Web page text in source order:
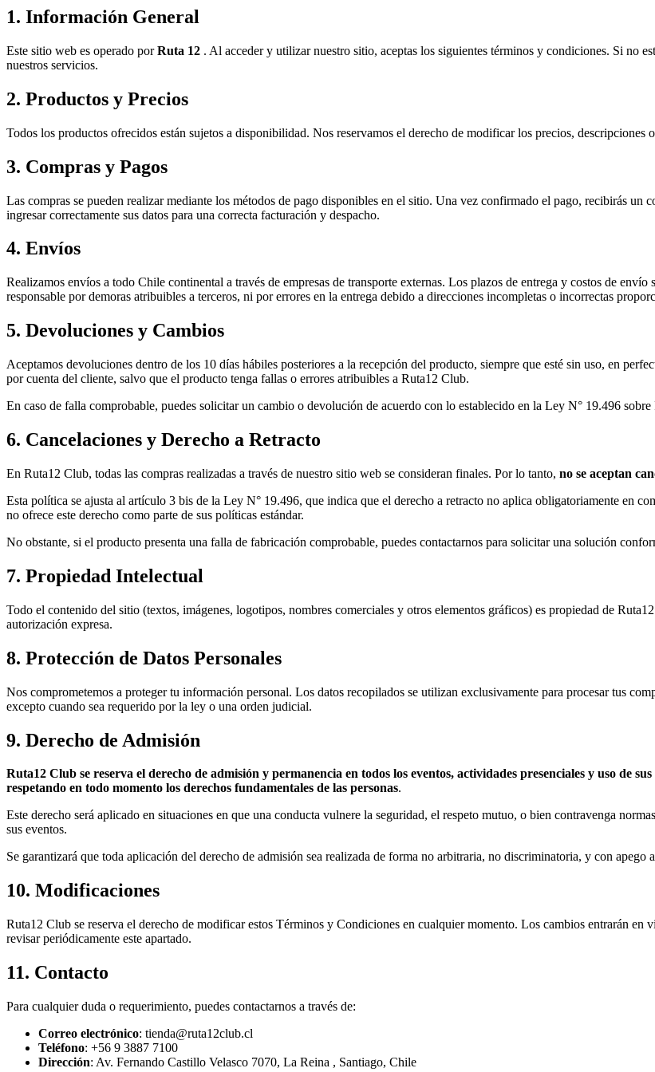
1. Información General
Este sitio web es operado porRuta 12 . Al acceder y utilizar nuestro sitio, aceptas los siguientes términos y condiciones. Si no
nuestros servicios.
2. Productos y Precios
Todos los productos ofrecidos están sujetos a disponibilidad. Nos reservamos el derecho de modificar los precios,
3. Compras y Pagos
Las compras se pueden realizar mediante los métodos de pago disponibles en el sitio. Una vez confirmado el pago, recibirás un
ingresar correctamente sus datos para una correcta facturación y despacho.
4. Envíos
Realizamos envíos a todo Chile continental a través de empresas de transporte externas. Los plazos de entrega y costos de
responsable por demoras atribuibles a terceros, ni por errores en la entrega debido a direcciones incompletas o incorrectas
5. Devoluciones y Cambios
Aceptamos devoluciones dentro de los 10 días hábiles posteriores a la recepción del producto, siempre que esté sin uso, en
por cuenta del cliente, salvo que el producto tenga fallas o errores atribuibles a Ruta12 Club.
En caso de falla comprobable, puedes solicitar un cambio o devolución de acuerdo con lo establecido en la Ley N° 19.496
6. Cancelaciones y Derecho a Retracto
En Ruta12 Club, todas las compras realizadas a través de nuestro sitio web se consideran finales. Por lo tanto, no se aceptan
Esta política se ajusta al artículo 3 bis de la Ley N° 19.496, que indica que el derecho a retracto no aplica obligatoriamente en
no ofrece este derecho como parte de sus políticas estándar.
No obstante, si el producto presenta una falla de fabricación comprobable, puedes contactarnos para solicitar una solución
7. Propiedad Intelectual
Todo el contenido del sitio (textos, imágenes, logotipos, nombres comerciales y otros elementos gráficos) es propiedad de
autorización expresa.
8. Protección de Datos Personales
Nos comprometemos a proteger tu información personal. Los datos recopilados se utilizan exclusivamente para procesar tus
excepto cuando sea requerido por la ley o una orden judicial.
9. Derecho de Admisión
Ruta12 Club se reserva el derecho de admisión y permanencia en todos los eventos, actividades presenciales y uso de
respetando en todo momento los derechos fundamentales de las personas.
Este derecho será aplicado en situaciones en que una conducta vulnere la seguridad, el respeto mutuo, o bien contravenga
sus eventos.
Se garantizará que toda aplicación del derecho de admisión sea realizada de forma no arbitraria, no discriminatoria, y con apego
10. Modificaciones
Ruta12 Club se reserva el derecho de modificar estos Términos y Condiciones en cualquier momento. Los cambios entrarán
revisar periódicamente este apartado.
11. Contacto
Para cualquier duda o requerimiento, puedes contactarnos a través de:
Correo electrónico: tienda@ruta12club.cl
Teléfono: +56 9 3887 7100
Dirección: Av. Fernando Castillo Velasco 7070, La Reina , Santiago, Chile